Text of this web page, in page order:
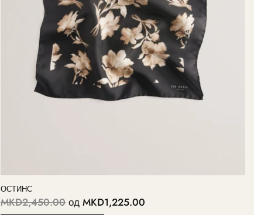
ОСТИНС
MKD2,450.00од MKD1,225.00